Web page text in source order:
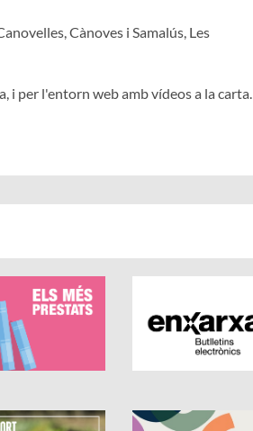
Cànoves i Samalús, Les
i per l'entorn web amb vídeos a la carta.